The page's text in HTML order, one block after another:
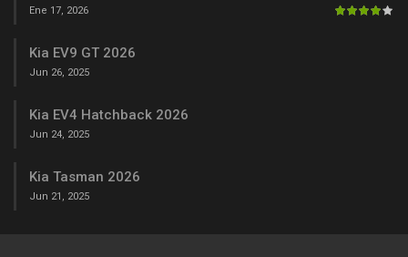
Ene 17, 2026
Kia EV9 GT 2026
Jun 26, 2025
Kia EV4 Hatchback 2026
Jun 24, 2025
Kia Tasman 2026
Jun 21, 2025